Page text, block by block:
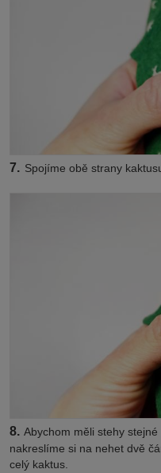
7. Spojíme obě strany
8. Abychom měli stehy
nakreslíme si na nehet dvě
celý kaktus.